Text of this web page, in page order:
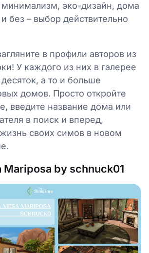
эко-дизайн, дома
без – выбор действительно
в профили авторов из
У каждого из них в галерее
а то и больше
домов. Просто откройте
введите название дома или
в поиск и вперед,
жизнь своих симов в новом
Mariposa by schnuck01